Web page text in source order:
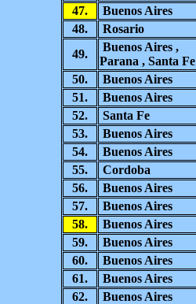
47.
Buenos Aires
48.
Rosario
49.
Buenos Aires ,
Parana , Santa Fe
50.
Buenos Aires
51.
Buenos Aires
52.
Santa Fe
53.
Buenos Aires
54.
Buenos Aires
55.
Cordoba
56.
Buenos Aires
57.
Buenos Aires
58.
Buenos Aires
59.
Buenos Aires
60.
Buenos Aires
61.
Buenos Aires
62.
Buenos Aires